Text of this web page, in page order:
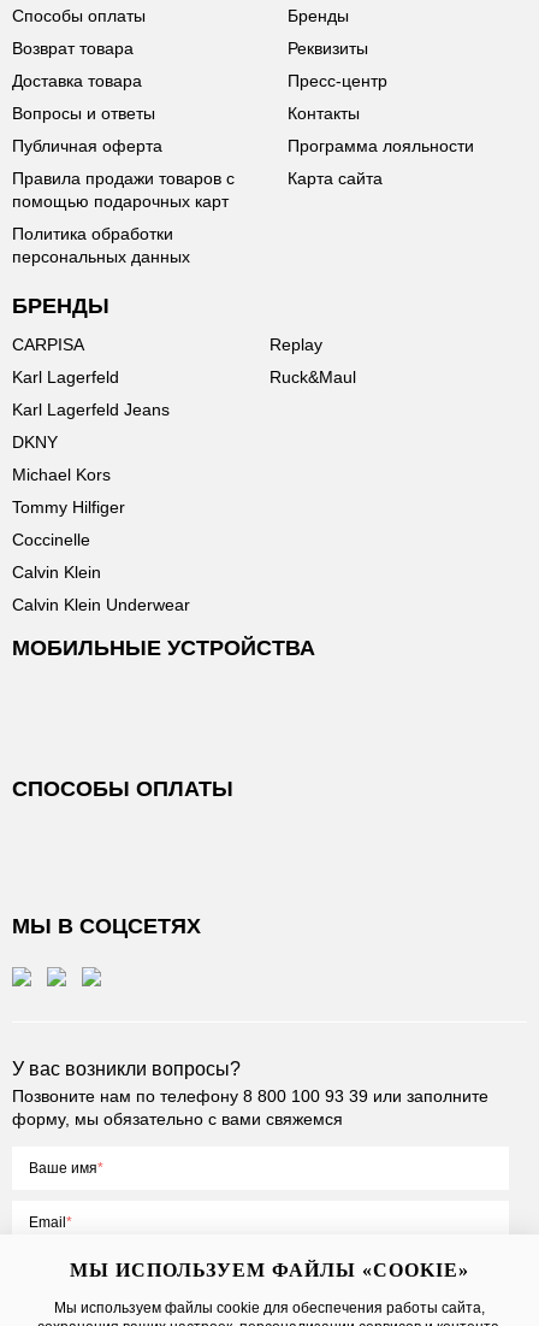
Способы оплаты
Возврат товара
Доставка товара
Вопросы и ответы
Публичная оферта
Правила продажи товаров с
помощью подарочных карт
Политика обработки
персональных данных
Бренды
Реквизиты
Пресс-центр
Контакты
Программа лояльности
Карта сайта
БРЕНДЫ
CARPISA
Karl Lagerfeld
Karl Lagerfeld Jeans
DKNY
Michael Kors
Tommy Hilfiger
Coccinelle
Calvin Klein
Calvin Klein Underwear
Replay
Ruck&Maul
МОБИЛЬНЫЕ УСТРОЙСТВА
СПОСОБЫ ОПЛАТЫ
МЫ В СОЦСЕТЯХ
У вас возникли вопросы?
Позвоните нам по телефону 8 800 100 93 39 или заполните
форму, мы обязательно с вами свяжемся
Ваше имя
Email
МЫ ИСПОЛЬЗУЕМ ФАЙЛЫ «COOKIE»
Мы используем файлы cookie для обеспечения работы сайта,